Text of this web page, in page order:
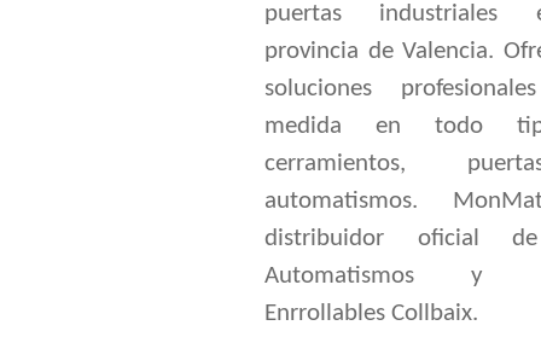
puertas
provincia de Valencia.
soluciones
medida en todo
cerramientos,
automatismos.
distribuidor oficial
Automatismos y
Enrrollables Collbaix.